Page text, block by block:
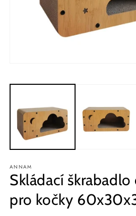
ANNAM
Skládací
pro kočky